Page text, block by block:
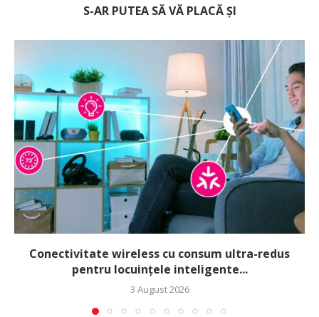
S-AR PUTEA SĂ VĂ PLACĂ ȘI
Conectivitate wireless cu consum ultra-redus
pentru locuințele inteligente...
3 August 2026